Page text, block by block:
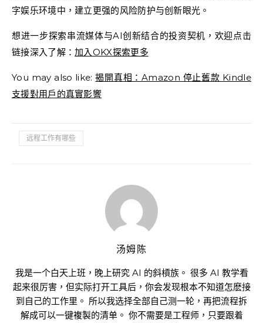
字娱乐环境中，建立更强的风险防护与创新眼光。
想进一步探索串流媒体与AI创新结合的投资契机，欢迎点击
链接深入了解：加入OKX探索更多
You may also like:揭開真相：Amazon 停止舊款 Kindle
支援對用戶的真實影響
远程工作有哪些
汤姆陈
我是一个白天上班，晚上研究 AI 的斜槓族。 很多 AI 教学看
起来很厉害，但实际打开工具后，你会发现根本不知道怎麽接
到自己的工作里。 所以我选择全部自己测一轮，再把流程拆
解成可以一键複製的清单。 你不需要是工程师，只要跟着